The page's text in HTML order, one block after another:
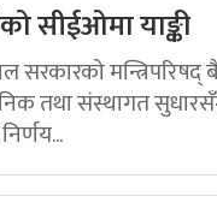
सीईओमा याङ्की
सरकारको मन्त्रिपरिषद्
तथा संस्थागत